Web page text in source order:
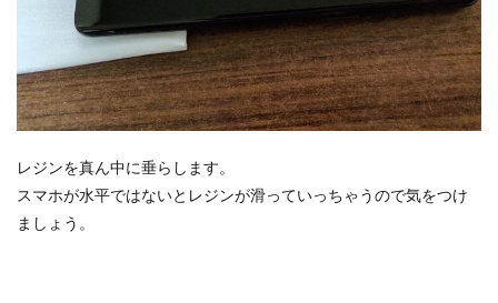
レジンを真ん中に垂らします。
スマホが水平ではないとレジンが滑っていっちゃうので気をつけ
ましょう。